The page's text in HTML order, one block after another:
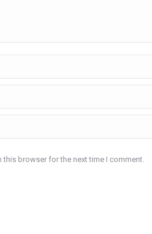
this browser for the next time I comment.